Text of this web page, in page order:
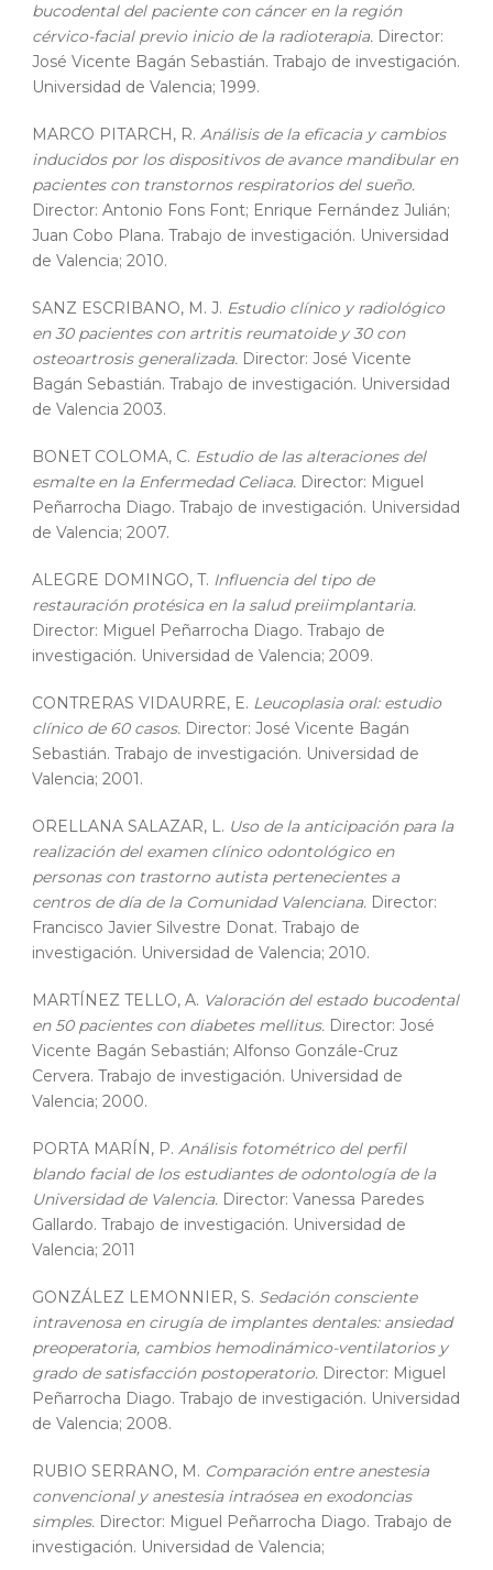
bucodental del paciente con cáncer en la región
cérvico-facial previo inicio de la radioterapia. Director:
José Vicente Bagán Sebastián. Trabajo de investigación.
Universidad de Valencia; 1999.
MARCO PITARCH, R. Análisis de la eficacia y cambios
inducidos por los dispositivos de avance mandibular en
pacientes con transtornos respiratorios del sueño.
Director: Antonio Fons Font; Enrique Fernández Julián;
Juan Cobo Plana. Trabajo de investigación. Universidad
de Valencia; 2010.
SANZ ESCRIBANO, M. J. Estudio clínico y radiológico
en 30 pacientes con artritis reumatoide y 30 con
osteoartrosis generalizada. Director: José Vicente
Bagán Sebastián. Trabajo de investigación. Universidad
de Valencia 2003.
BONET COLOMA, C. Estudio de las alteraciones del
esmalte en la Enfermedad Celiaca. Director: Miguel
Peñarrocha Diago. Trabajo de investigación. Universidad
de Valencia; 2007.
ALEGRE DOMINGO, T. Influencia del tipo de
restauración protésica en la salud preiimplantaria.
Director: Miguel Peñarrocha Diago. Trabajo de
investigación. Universidad de Valencia; 2009.
CONTRERAS VIDAURRE, E. Leucoplasia oral: estudio
clínico de 60 casos. Director: José Vicente Bagán
Sebastián. Trabajo de investigación. Universidad de
Valencia; 2001.
ORELLANA SALAZAR, L. Uso de la anticipación para la
realización del examen clínico odontológico en
personas con trastorno autista pertenecientes a
centros de día de la Comunidad Valenciana. Director:
Francisco Javier Silvestre Donat. Trabajo de
investigación. Universidad de Valencia; 2010.
MARTÍNEZ TELLO, A. Valoración del estado bucodental
en 50 pacientes con diabetes mellitus. Director: José
Vicente Bagán Sebastián; Alfonso Gonzále-Cruz
Cervera. Trabajo de investigación. Universidad de
Valencia; 2000.
PORTA MARÍN, P. Análisis fotométrico del perfil
blando facial de los estudiantes de odontología de la
Universidad de Valencia. Director: Vanessa Paredes
Gallardo. Trabajo de investigación. Universidad de
Valencia; 2011
GONZÁLEZ LEMONNIER, S. Sedación consciente
intravenosa en cirugía de implantes dentales: ansiedad
preoperatoria, cambios hemodinámico-ventilatorios y
grado de satisfacción postoperatorio. Director: Miguel
Peñarrocha Diago. Trabajo de investigación. Universidad
de Valencia; 2008.
RUBIO SERRANO, M. Comparación entre anestesia
convencional y anestesia intraósea en exodoncias
simples. Director: Miguel Peñarrocha Diago. Trabajo de
investigación. Universidad de Valencia;